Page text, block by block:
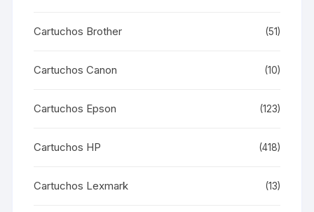
Cartuchos Brother (51)
Cartuchos Canon (10)
Cartuchos Epson (123)
Cartuchos HP (418)
Cartuchos Lexmark (13)